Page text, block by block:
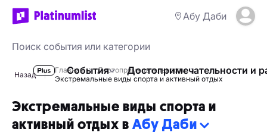
Абу Даби
События Достопримечательности и
Назад Главная
Достопримечательности
Экстремальные виды спорта и активный отдых
Экстремальные виды спорта и
активный отдых в Абу Даби